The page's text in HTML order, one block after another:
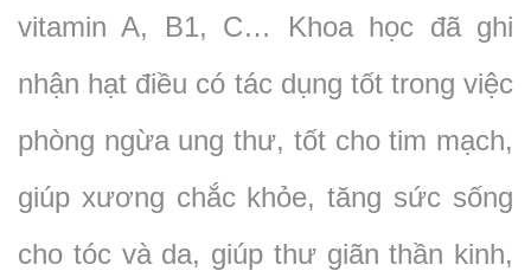
vitamin A, B1, C… Khoa học đã ghi
nhận hạt điều có tác dụng tốt trong việc
phòng ngừa ung thư, tốt cho tim mạch,
giúp xương chắc khỏe, tăng sức sống
cho tóc và da, giúp thư giãn thần kinh,